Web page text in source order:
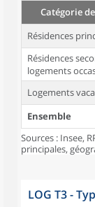
Catégorie
Résidences
Résidences
logements
Logements
Ensemble
Sources : Insee,
principales,
LOG T3 -